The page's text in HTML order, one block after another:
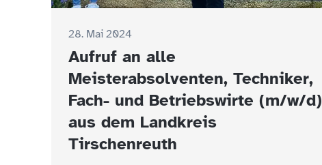
28. Mai 2024
Aufruf an alle
Meisterabsolventen, Techniker,
Fach- und Betriebswirte (m/w/d)
aus dem Landkreis
Tirschenreuth